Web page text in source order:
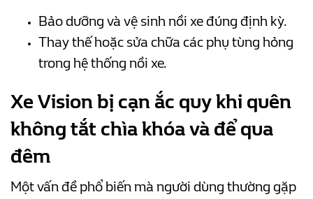
Bảo dưỡng và vệ sinh nồi xe đúng định kỳ.
Thay thế hoặc sửa chữa các phụ tùng hỏng
trong hệ thống nồi xe.
Xe Vision bị cạn ắc quy khi quên
không tắt chìa khóa và để qua
đêm
Một vấn đề phổ biến mà người dùng thường gặp